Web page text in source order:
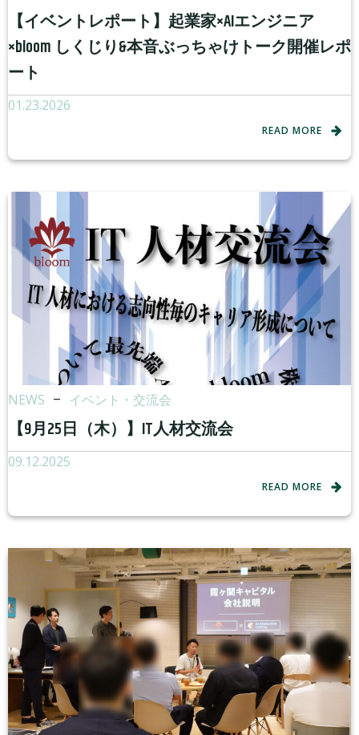
【イベントレポート】起業家×AIエンジニア
×bloom しくじり&本音ぶっちゃけトーク開催レポ
ート
01.23.2026
READ MORE
NEWS – イベント・交流会
【9月25日（木）】IT人材交流会
09.12.2025
READ MORE